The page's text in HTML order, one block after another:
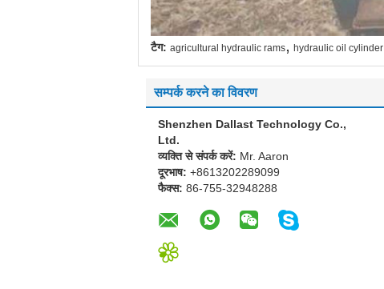
टैग: agricultural hydraulic rams, hydraulic oil cylinder
सम्पर्क करने का विवरण
Shenzhen Dallast Technology Co.,
Ltd.
व्यक्ति से संपर्क करें: Mr. Aaron
दूरभाष: +8613202289099
फैक्स: 86-755-32948288